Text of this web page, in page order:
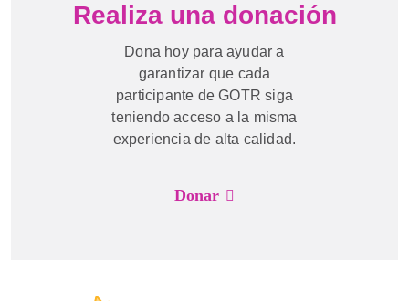
Realiza una donación
Dona hoy para ayudar a
garantizar que cada
participante de GOTR siga
teniendo acceso a la misma
experiencia de alta calidad.
Donar